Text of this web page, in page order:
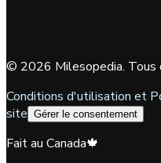
© 2026 Milesopedia.
Conditions d'utilisation et
site Gérer le consentement
Fait au Canada🍁